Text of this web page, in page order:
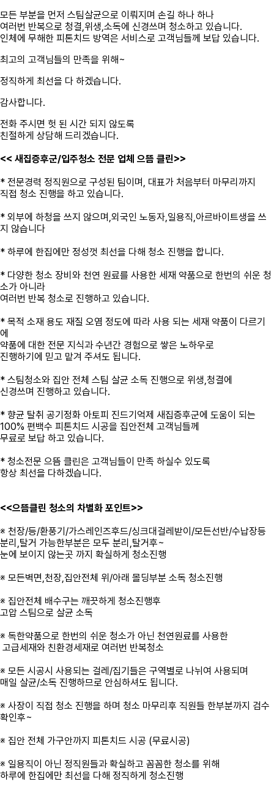
모든 부분을 먼저 스팀살균으로 이뤄지며 손길 하나 하나
여러번 반복으로 청결,위생,소독에 신경쓰며 청소하고 있습니다.
인체에 무해한 피톤치드 방역은 서비스로 고객님들께 보답 있습니다.
최고의 고객님들의 만족을 위해~
정직하게 최선을 다 하겠습니다.
감사합니다.
전화 주시면 헛 된 시간 되지 않도록
친절하게 상담해 드리겠습니다.
<< 새집증후군/입주청소 전문 업체 으뜸 클린>>
* 전문경력 정직원으로 구성된 팀이며, 대표가 처음부터 마무리까지
직접 청소 진행을 하고 있습니다.
* 외부에 하청을 쓰지 않으며,외국인 노동자,일용직,아르바이트생을 쓰
지 않습니다
* 하루에 한집에만 정성껏 최선을 다해 청소 진행을 합니다.
* 다양한 청소 장비와 천연 원료를 사용한 세재 약품으로 한번의 쉬운 청
소가 아니라
여러번 반복 청소로 진행하고 있습니다.
* 목적 소재 용도 재질 오염 정도에 따라 사용 되는 세재 약품이 다르기
에
약품에 대한 전문 지식과 수년간 경험으로 쌓은 노하우로
진행하기에 믿고 맡겨 주셔도 됩니다.
* 스팀청소와 집안 전체 스팀 살균 소독 진행으로 위생,청결에
신경쓰며 진행하고 있습니다.
* 향균 탈취 공기정화 아토피 진드기억제 새집증후군에 도움이 되는
100% 편백수 피톤치드 시공을 집안전체 고객님들께
무료로 보답 하고 있습니다.
* 청소전문 으뜸 클린은 고객님들이 만족 하실수 있도록
항상 최선을 다하겠습니다.
<<으뜸클린 청소의 차별화 포인트>>
※ 천장/등/환풍기/가스레인즈후드/싱크대걸레받이/모든선반/수납장등
분리,탈거 가능한부분은 모두 분리,탈거후~
눈에 보이지 않는곳 까지 확실하게 청소진행
※ 모든벽면,천장,집안전체 위/아래 몰딩부분 소독 청소진행
※ 집안전체 배수구는 깨끗하게 청소진행후
고압 스팀으로 살균 소독
※ 독한약품으로 한번의 쉬운 청소가 아닌 천연원료를 사용한
고급세재와 친환경세재로 여러번 반복청소
※ 모든 시공시 사용되는 걸레/집기들은 구역별로 나뉘여 사용되며
매일 살균/소독 진행하므로 안심하셔도 됩니다.
※ 사장이 직접 청소 진행을 하며 청소 마무리후 직원들 한부분까지 검수
확인후~
※ 집안 전체 가구안까지 피톤치드 시공 (무료시공)
※ 일용직이 아닌 정직원들과 확실하고 꼼꼼한 청소를 위해
하루에 한집에만 최선을 다해 정직하게 청소진행